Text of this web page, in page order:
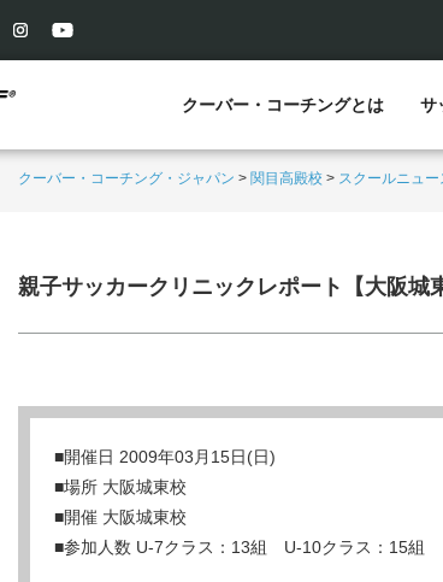
クーバー・コーチングとは サ
クーバー・コーチング・ジャパン > 関目高殿校 > スクールニュー
親子サッカークリニックレポート【大阪城
■開催日 2009年03月15日(日)
■場所 大阪城東校
■開催 大阪城東校
■参加人数 U-7クラス：13組 U-10クラス：15組